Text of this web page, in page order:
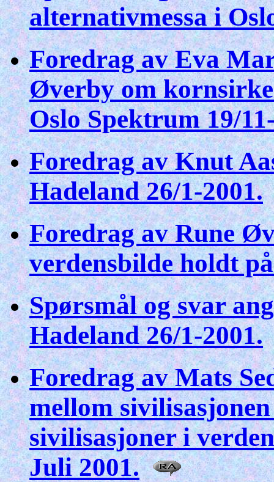
alternativmessa i
Foredrag av Eva
Øverby om
Oslo Spektrum 19/
Foredrag av Knut
Hadeland 26/1-2001.
Foredrag av Rune
verdensbilde holdt
Spørsmål og svar
Hadeland 26/1-2001.
Foredrag av Mats
mellom
sivilisasjoner i
Juli 2001.